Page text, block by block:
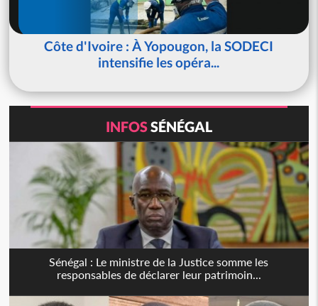
Côte d'Ivoire : À Yopougon, la SODECI
intensifie les opéra...
INFOSSÉNÉGAL
Sénégal : Le ministre de la Justice somme les
responsables de déclarer leur patrimoin...